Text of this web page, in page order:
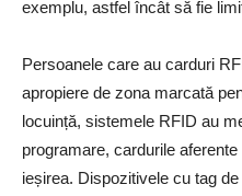
exemplu, astfel încât să fie
Persoanele care au carduri
apropiere de zona marcată
locuință, sistemele RFID au
programare, cardurile
ieșirea. Dispozitivele cu tag